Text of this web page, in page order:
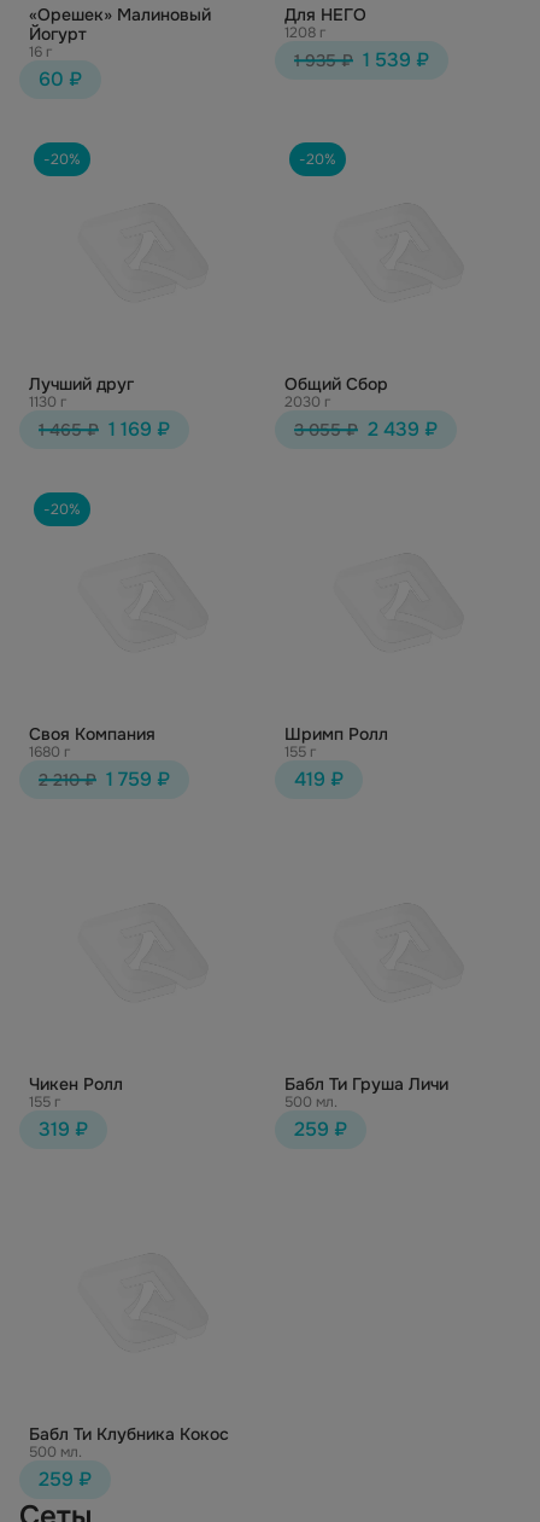
«Орешек» Малиновый
Йогурт
16 г
60 ₽
Для НЕГО
1208 г
1 935 ₽ 1 539 ₽
-20%
Лучший друг
1130 г
1 465 ₽ 1 169 ₽
-20%
Общий Сбор
2030 г
3 055 ₽ 2 439 ₽
-20%
Своя Компания
1680 г
2 210 ₽ 1 759 ₽
Шримп Ролл
155 г
419 ₽
Чикен Ролл
155 г
319 ₽
Бабл Ти Груша Личи
500 мл.
259 ₽
Бабл Ти Клубника Кокос
500 мл.
259 ₽